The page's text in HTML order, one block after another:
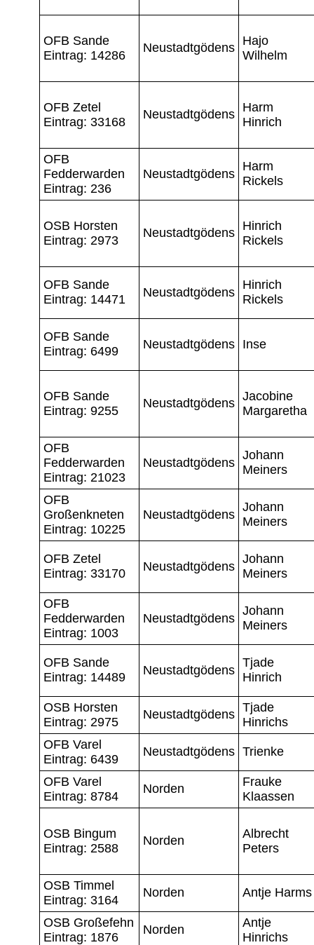
OFB Sande
Eintrag: 14286
Neustadtgödens
Hajo
Wilhelm
OFB Zetel
Eintrag: 33168
Neustadtgödens
Harm
Hinrich
OFB
Fedderwarden
Eintrag: 236
Neustadtgödens
Harm
Rickels
OSB Horsten
Eintrag: 2973
Neustadtgödens
Hinrich
Rickels
OFB Sande
Eintrag: 14471
Neustadtgödens
Hinrich
Rickels
OFB Sande
Eintrag: 6499
Neustadtgödens Inse
OFB Sande
Eintrag: 9255
Neustadtgödens Jacobine
Margaretha
OFB
Fedderwarden
Eintrag: 21023
Neustadtgödens
Johann
Meiners
OFB
Großenkneten
Eintrag: 10225
Neustadtgödens
Johann
Meiners
OFB Zetel
Eintrag: 33170
Neustadtgödens
Johann
Meiners
OFB
Fedderwarden
Eintrag: 1003
Neustadtgödens
Johann
Meiners
OFB Sande
Eintrag: 14489
Neustadtgödens
Tjade
Hinrich
OSB Horsten
Eintrag: 2975
Neustadtgödens Tjade
Hinrichs
OFB Varel
Eintrag: 6439
Neustadtgödens Trienke
OFB Varel
Eintrag: 8784
Norden
Frauke
Klaassen
OSB Bingum
Eintrag: 2588
Norden
Albrecht
Peters
OSB Timmel
Eintrag: 3164
Norden Antje Harms
OSB Großefehn
Eintrag: 1876
Norden
Antje
Hinrichs